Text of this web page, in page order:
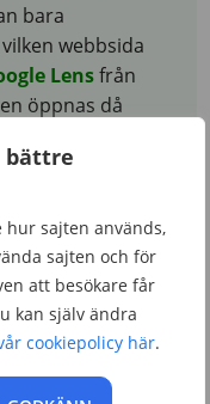
bättre
hur sajten används,
sajten och för
att besökare får
kan själv ändra
cookiepolicy här.
bara
webbsida
Lensfrån
öppnas då
Google
bilder som liknar